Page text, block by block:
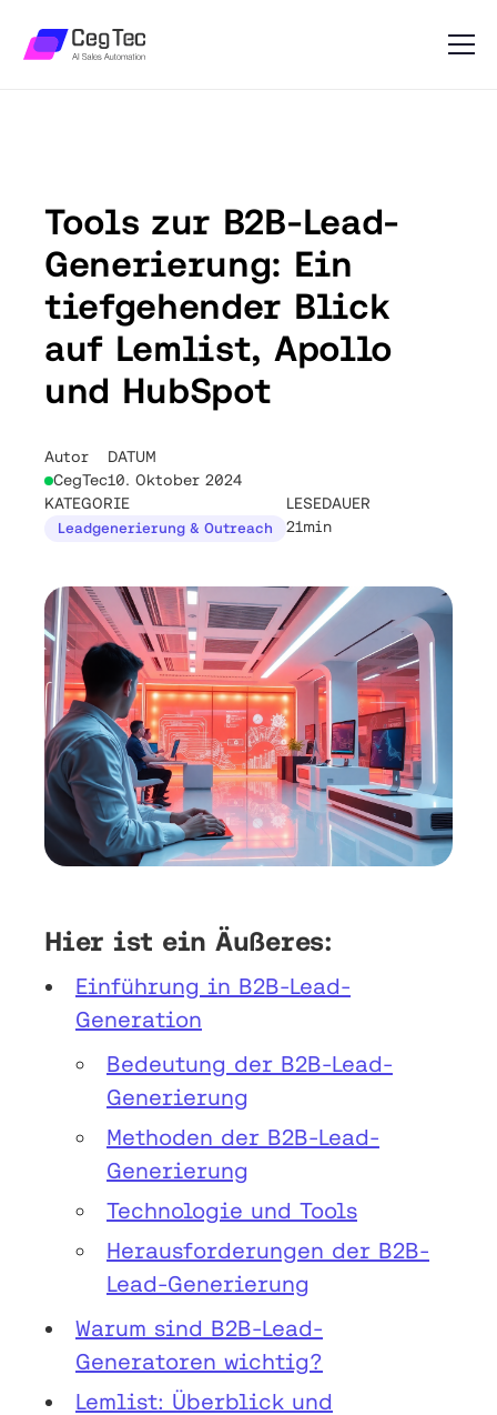
Tools zur B2B-Lead-
Generierung: Ein
tiefgehender Blick
auf Lemlist, Apollo
und HubSpot
Autor
CegTec
DATUM
10. Oktober 2024
KATEGORIE
Leadgenerierung & Outreach
LESEDAUER
21min
Hier ist ein Äußeres:
Einführung in B2B-Lead-
Generation
Bedeutung der B2B-Lead-
Generierung
Methoden der B2B-Lead-
Generierung
Technologie und Tools
Herausforderungen der B2B-
Lead-Generierung
Warum sind B2B-Lead-
Generatoren wichtig?
Lemlist: Überblick und